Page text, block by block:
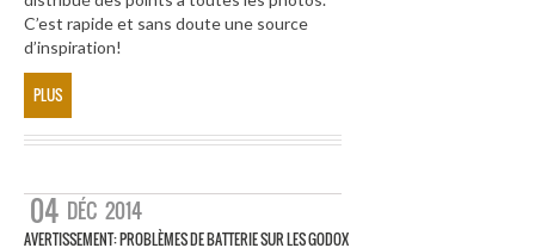
C’est rapide et sans doute une source
d’inspiration!
PLUS
04 DÉC 2014
AVERTISSEMENT: PROBLÈMES DE BATTERIE SUR LES GODOX